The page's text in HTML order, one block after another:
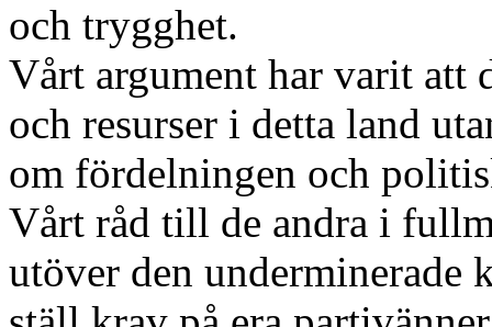
och trygghet.
Vårt argument har varit att
och resurser i detta land
om fördelningen och
Vårt råd till de andra i
utöver den underminerade